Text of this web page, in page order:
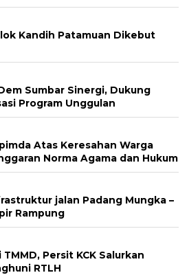
Kandih Patamuan Dikebut
Sumbar Sinergi, Dukung
Program Unggulan
Atas Keresahan Warga
Norma Agama dan Hukum
jalan Padang Mungka –
Rampung
Persit KCK Salurkan
RTLH